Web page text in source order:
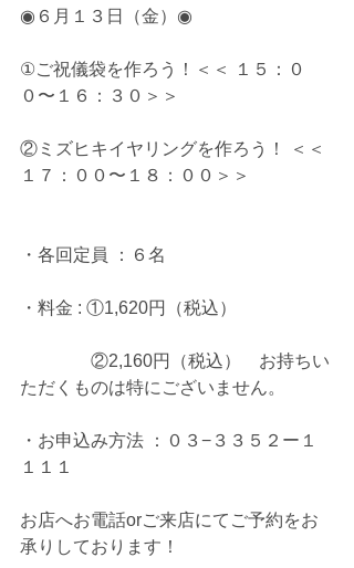
◉６月１３日（金）◉
①ご祝儀袋を作ろう！＜＜ １５：０
０〜１６：３０＞＞
②ミズヒキイヤリングを作ろう！ ＜＜
１７：００〜１８：００＞＞
・各回定員 ：６名
・料金 : ①1,620円（税込）
②2,160円（税込）　お持ちい
ただくものは特にございません。
・お申込み方法 ：０３−３３５２ー１
１１１
お店へお電話orご来店にてご予約をお
承りしております！